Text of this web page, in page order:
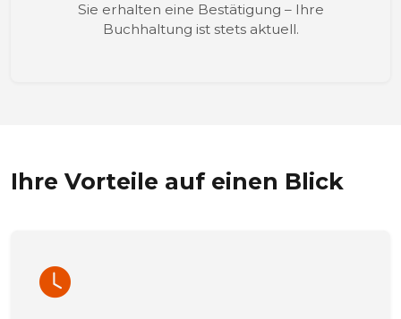
Sie erhalten eine Bestätigung – Ihre
Buchhaltung ist stets aktuell.
Ihre Vorteile auf einen Blick